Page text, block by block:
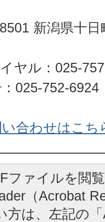
新潟県十
ヤル：025-
025-752-6924
合わせはこち
ファイルを閲
（Acrobat
方は、左記の